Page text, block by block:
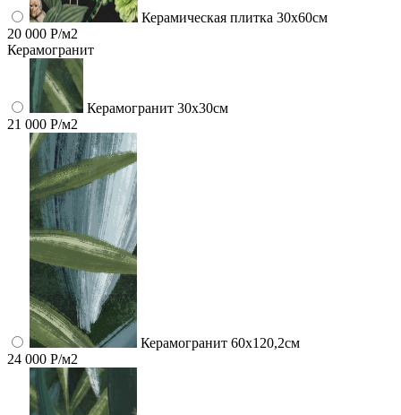
Керамическая плитка 30x60см
20 000 Р/м2
Керамогранит
Керамогранит 30х30см
21 000 Р/м2
Керамогранит 60x120,2см
24 000 Р/м2